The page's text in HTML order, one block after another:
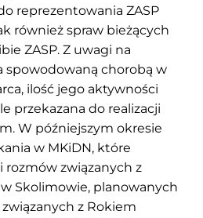
reprezentowania ZASP
również spraw bieżących
ZASP. Z uwagi na
spowodowaną chorobą w
ilość jego aktywności
przekazana do realizacji
W późniejszym okresie
w MKiDN, które
rozmów związanych z
Skolimowie, planowanych
z Rokiem